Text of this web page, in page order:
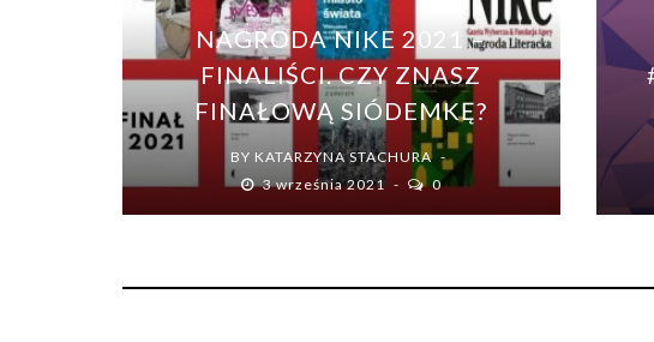
NAGRODA NIKE 2021 –
FINALIŚCI. CZY ZNASZ
FINAŁOWĄ SIÓDEMKĘ?
BY KATARZYNA STACHURA
3 września 2021
0